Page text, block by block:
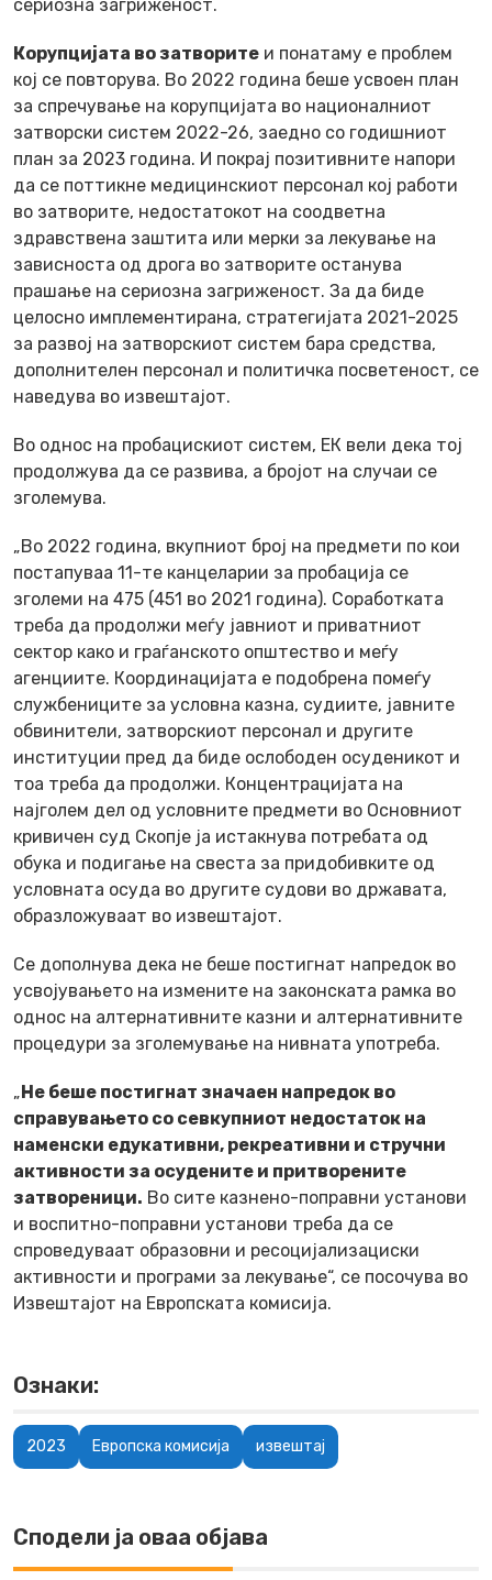
сериозна загриженост.
Корупцијата во затворите и понатаму е проблем
кој се повторува. Во 2022 година беше усвоен план
за спречување на корупцијата во националниот
затворски систем 2022-26, заедно со годишниот
план за 2023 година. И покрај позитивните напори
да се поттикне медицинскиот персонал кој работи
во затворите, недостатокот на соодветна
здравствена заштита или мерки за лекување на
зависноста од дрога во затворите останува
прашање на сериозна загриженост. За да биде
целосно имплементирана, стратегијата 2021-2025
за развој на затворскиот систем бара средства,
дополнителен персонал и политичка посветеност, се
наведува во извештајот.
Во однос на пробацискиот систем, ЕК вели дека тој
продолжува да се развива, а бројот на случаи се
зголемува.
„Во 2022 година, вкупниот број на предмети по кои
постапуваа 11-те канцеларии за пробација се
зголеми на 475 (451 во 2021 година). Соработката
треба да продолжи меѓу јавниот и приватниот
сектор како и граѓанското општество и меѓу
агенциите. Координацијата е подобрена помеѓу
службениците за условна казна, судиите, јавните
обвинители, затворскиот персонал и другите
институции пред да биде ослободен осуденикот и
тоа треба да продолжи. Концентрацијата на
најголем дел од условните предмети во Основниот
кривичен суд Скопје ја истакнува потребата од
обука и подигање на свеста за придобивките од
условната осуда во другите судови во државата,
образложуваат во извештајот.
Се дополнува дека не беше постигнат напредок во
усвојувањето на измените на законската рамка во
однос на алтернативните казни и алтернативните
процедури за зголемување на нивната употреба.
„Не беше постигнат значаен напредок во
справувањето со севкупниот недостаток на
наменски едукативни, рекреативни и стручни
активности за осудените и притворените
затвореници. Во сите казнено-поправни установи
и воспитно-поправни установи треба да се
спроведуваат образовни и ресоцијализациски
активности и програми за лекување“, се посочува во
Извештајот на Европската комисија.
Ознаки:
2023 Европска комисија извештај
Сподели ја оваа објава